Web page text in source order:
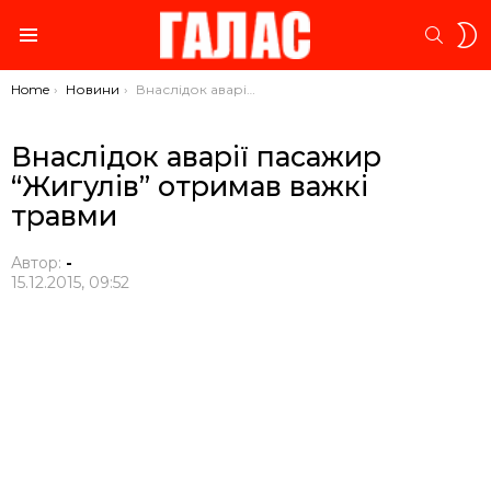
You are here:
Home Новини Внаслідок аварії пасажир “Жигулів” отримав важкі травми
Внаслідок аварії пасажир
“Жигулів” отримав важкі
травми
Автор: -
15.12.2015, 09:52